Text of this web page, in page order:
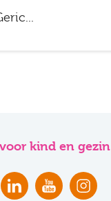
kind en gezin